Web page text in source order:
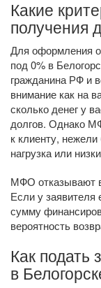
Какие
получения
Для оформления
под 0% в
гражданина РФ и
внимание как на
сколько денег у
долгов. Однако
к клиенту,
нагрузка или
МФО отказывают
Если у заявителя
сумму
вероятность
Как подать
в